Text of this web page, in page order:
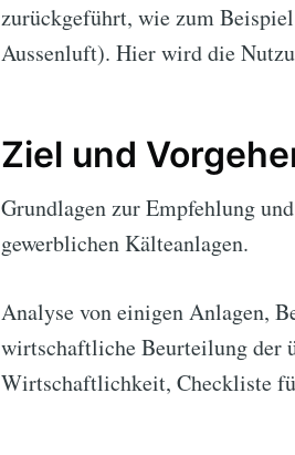
zurückgeführt, wie zum
Aussenluft). Hier wird die
Ziel und
Grundlagen zur Empfehlung
gewerblichen Kälteanlagen.
Analyse von einigen Anlagen,
wirtschaftliche Beurteilung der
Wirtschaftlichkeit, Checkliste